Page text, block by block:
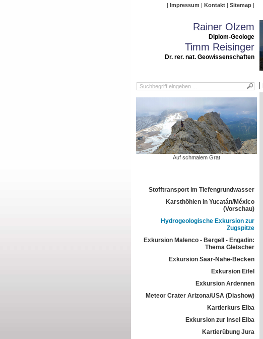
Impressum Kontakt Sitemap
Rainer Olzem
Diplom-Geologe
Timm Reisinger
Dr. rer. nat. Geowissenschaften
Auf schmalem Grat
Stofftransport im Tiefengrundwasser
Karsthöhlen in Yucatán/México
(Vorschau)
Hydrogeologische Exkursion zur
Zugspitze
Exkursion Malenco - Bergell - Engadin:
Thema Gletscher
Exkursion Saar-Nahe-Becken
Exkursion Eifel
Exkursion Ardennen
Meteor Crater Arizona/USA (Diashow)
Kartierkurs Elba
Exkursion zur Insel Elba
Kartierübung Jura